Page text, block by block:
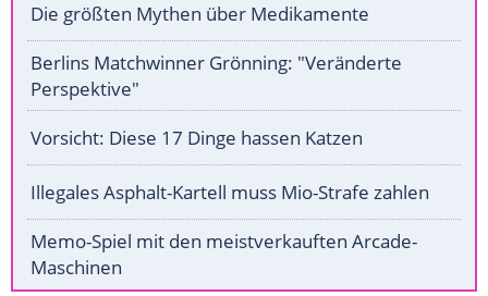
Die größten Mythen über Medikamente
Berlins Matchwinner Grönning: "Veränderte
Perspektive"
Vorsicht: Diese 17 Dinge hassen Katzen
Illegales Asphalt-Kartell muss Mio-Strafe zahlen
Memo-Spiel mit den meistverkauften Arcade-
Maschinen